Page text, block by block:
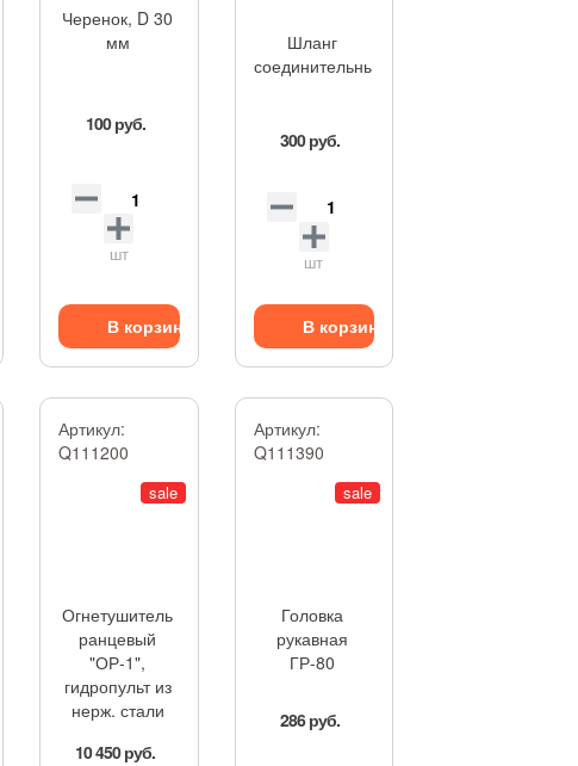
Черенок, D 30
мм
100 руб.
шт
В корзину
Шланг
соединительный
300 руб.
шт
В корзину
Артикул:
Q111200
sale
Огнетушитель
ранцевый
"ОР-1",
гидропульт из
нерж. стали
10 450 руб.
Артикул:
Q111390
sale
Головка
рукавная
ГР-80
286 руб.